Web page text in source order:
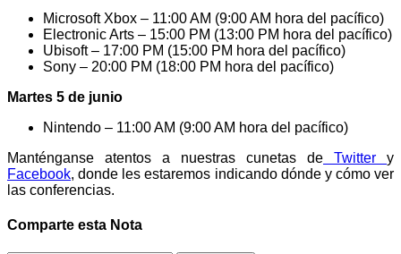
Microsoft Xbox – 11:00 AM (9:00 AM hora del pacífico)
Electronic Arts – 15:00 PM (13:00 PM hora del pacífico)
Ubisoft – 17:00 PM (15:00 PM hora del pacífico)
Sony – 20:00 PM (18:00 PM hora del pacífico)
Martes 5 de junio
Nintendo – 11:00 AM (9:00 AM hora del pacífico)
Manténganse atentos a nuestras cunetas de Twitter y
Facebook, donde les estaremos indicando dónde y cómo ver
las conferencias.
Comparte esta Nota